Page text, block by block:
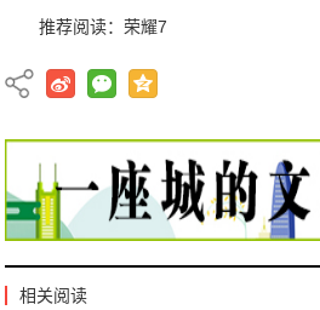
推荐阅读：荣耀7
相关阅读